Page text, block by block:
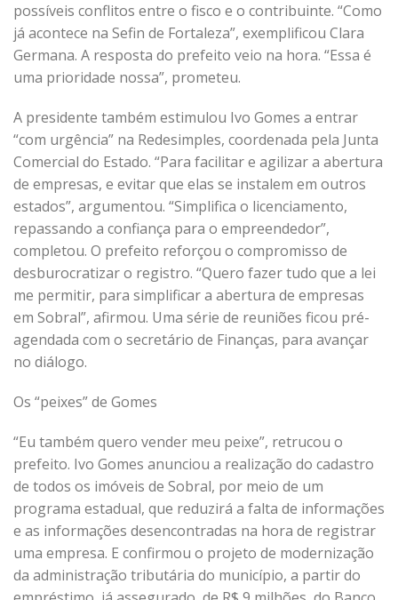
possíveis conflitos entre o fisco e o contribuinte. “Como
já acontece na Sefin de Fortaleza”, exemplificou Clara
Germana. A resposta do prefeito veio na hora. “Essa é
uma prioridade nossa”, prometeu.
A presidente também estimulou Ivo Gomes a entrar
“com urgência” na Redesimples, coordenada pela Junta
Comercial do Estado. “Para facilitar e agilizar a abertura
de empresas, e evitar que elas se instalem em outros
estados”, argumentou. “Simplifica o licenciamento,
repassando a confiança para o empreendedor”,
completou. O prefeito reforçou o compromisso de
desburocratizar o registro. “Quero fazer tudo que a lei
me permitir, para simplificar a abertura de empresas
em Sobral”, afirmou. Uma série de reuniões ficou pré-
agendada com o secretário de Finanças, para avançar
no diálogo.
Os “peixes” de Gomes
“Eu também quero vender meu peixe”, retrucou o
prefeito. Ivo Gomes anunciou a realização do cadastro
de todos os imóveis de Sobral, por meio de um
programa estadual, que reduzirá a falta de informações
e as informações desencontradas na hora de registrar
uma empresa. E confirmou o projeto de modernização
da administração tributária do município, a partir do